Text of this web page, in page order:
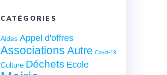
CATÉGORIES
Aides Appel d'offres
Associations Autre Covid-19
Culture Déchets Ecole